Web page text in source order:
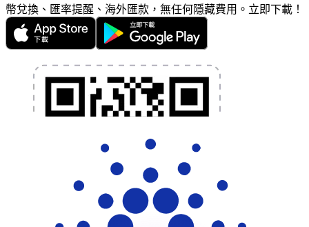
幣兌換、匯率提醒、海外匯款，無任何隱藏費用。立即下載！